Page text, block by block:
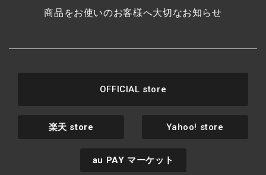
商品をお使いのお客様へ大切なお知らせ
OFFICIAL store
楽天 store Yahoo! store
au PAY マーケット